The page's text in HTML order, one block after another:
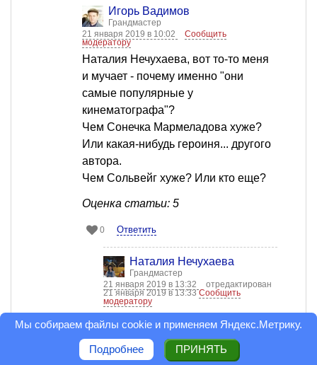
Игорь Вадимов
Грандмастер
21 января 2019 в 10:02
Сообщить
модератору
Наталия Нечухаева, вот то-то меня
и мучает - почему именно "они
самые популярные у
кинематографа"?
Чем Сонечка Мармеладова хуже?
Или какая-нибудь героиня... другого
автора.
Чем Сольвейг хуже? Или кто еще?
Оценка статьи: 5
0 Ответить
Наталия Нечухаева
Грандмастер
21 января 2019 в 13:32
отредактирован
21 января 2019 в 13:33Сообщить
модератору
Игорь Вадимов, ничуть не хуже.
причинам менее популярны и у
Мы собираем файлы cookie и применяем Яндекс.Метрику.
Подробнее ПРИНЯТЬ